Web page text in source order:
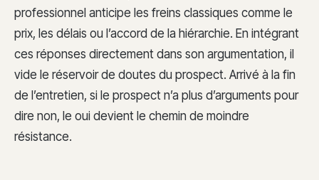
professionnel anticipe les freins classiques comme le
prix, les délais ou l’accord de la hiérarchie. En intégrant
ces réponses directement dans son argumentation, il
vide le réservoir de doutes du prospect. Arrivé à la fin
de l’entretien, si le prospect n’a plus d’arguments pour
dire non, le oui devient le chemin de moindre
résistance.